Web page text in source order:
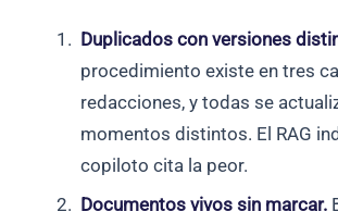
Duplicados con versiones
procedimiento existe en tres
redacciones, y todas se
momentos distintos. El RAG
copiloto cita la peor.
Documentos vivos sin marcar.